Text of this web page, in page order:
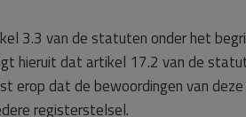
3.3 van de statuten onder het
hieruit dat artikel 17.2 van de
erop dat de bewoordingen van
registerstelsel.